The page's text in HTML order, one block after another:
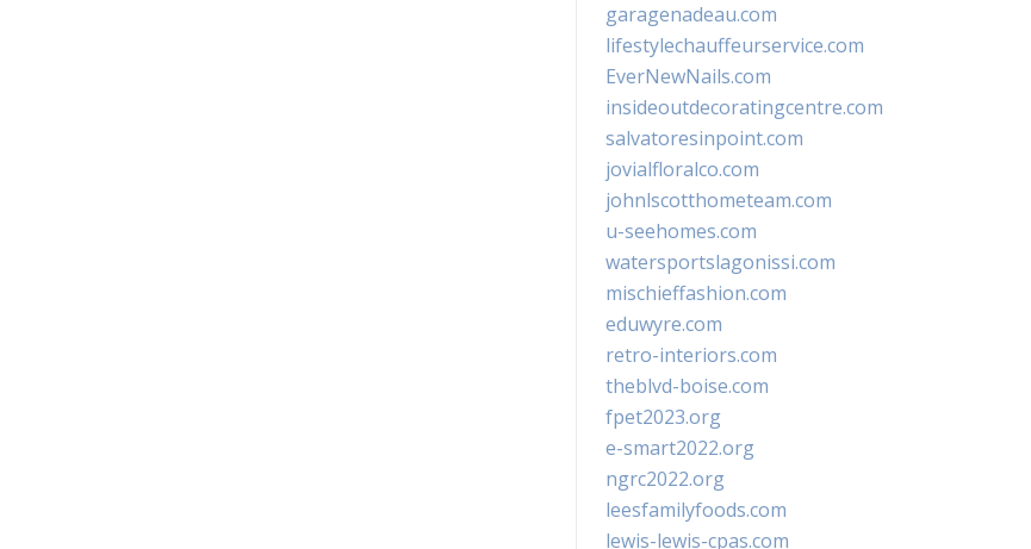
garagenadeau.com
lifestylechauffeurservice.com
EverNewNails.com
insideoutdecoratingcentre.com
salvatoresinpoint.com
jovialfloralco.com
johnlscotthometeam.com
u-seehomes.com
watersportslagonissi.com
mischieffashion.com
eduwyre.com
retro-interiors.com
theblvd-boise.com
fpet2023.org
e-smart2022.org
ngrc2022.org
leesfamilyfoods.com
lewis-lewis-cpas.com